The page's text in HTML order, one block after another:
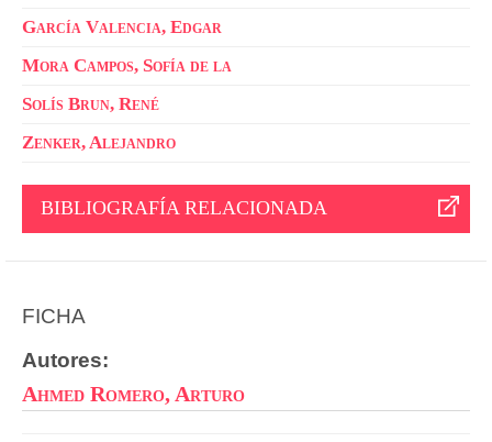
García Valencia, Edgar
Mora Campos, Sofía de la
Solís Brun, René
Zenker, Alejandro
BIBLIOGRAFÍA RELACIONADA
FICHA
Autores:
Ahmed Romero, Arturo